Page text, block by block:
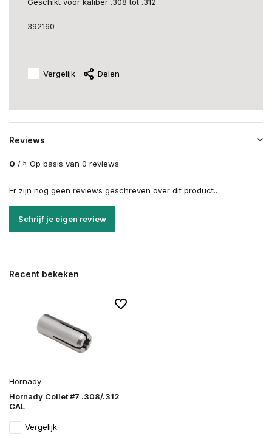
392160
Vergelijk Delen
Reviews
0 / 5 Op basis van 0 reviews
Er zijn nog geen reviews geschreven over dit product..
Schrijf je eigen review
Recent bekeken
Hornady
Hornady Collet #7 .308/.312
CAL
Vergelijk